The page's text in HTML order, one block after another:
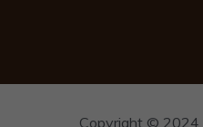
Copyright © 2024